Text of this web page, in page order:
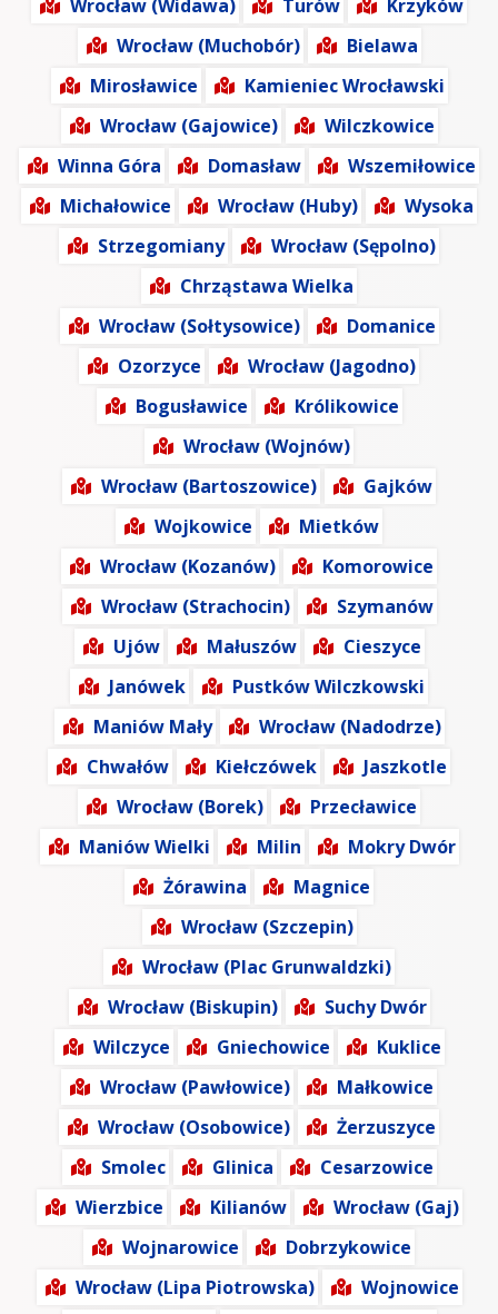
Wrocław (Widawa) Turów
Krzyków
Wrocław (Muchobór)
Bielawa
Mirosławice
Kamieniec Wrocławski
Wrocław (Gajowice)
Wilczkowice
Winna Góra
Domasław
Wszemiłowice
Michałowice
Wrocław (Huby)
Wysoka
Strzegomiany
Wrocław (Sępolno)
Chrząstawa Wielka
Wrocław (Sołtysowice)
Domanice
Ozorzyce
Wrocław (Jagodno)
Bogusławice
Królikowice
Wrocław (Wojnów)
Wrocław (Bartoszowice)
Gajków
Wojkowice
Mietków
Wrocław (Kozanów)
Komorowice
Wrocław (Strachocin)
Szymanów
Ujów
Małuszów
Cieszyce
Janówek
Pustków Wilczkowski
Maniów Mały
Wrocław (Nadodrze)
Chwałów
Kiełczówek
Jaszkotle
Wrocław (Borek)
Przecławice
Maniów Wielki
Milin
Mokry Dwór
Żórawina
Magnice
Wrocław (Szczepin)
Wrocław (Plac Grunwaldzki)
Wrocław (Biskupin)
Suchy Dwór
Wilczyce
Gniechowice
Kuklice
Wrocław (Pawłowice)
Małkowice
Wrocław (Osobowice)
Żerzuszyce
Smolec
Glinica
Cesarzowice
Wierzbice
Kilianów
Wrocław (Gaj)
Wojnarowice
Dobrzykowice
Wrocław (Lipa Piotrowska)
Wojnowice